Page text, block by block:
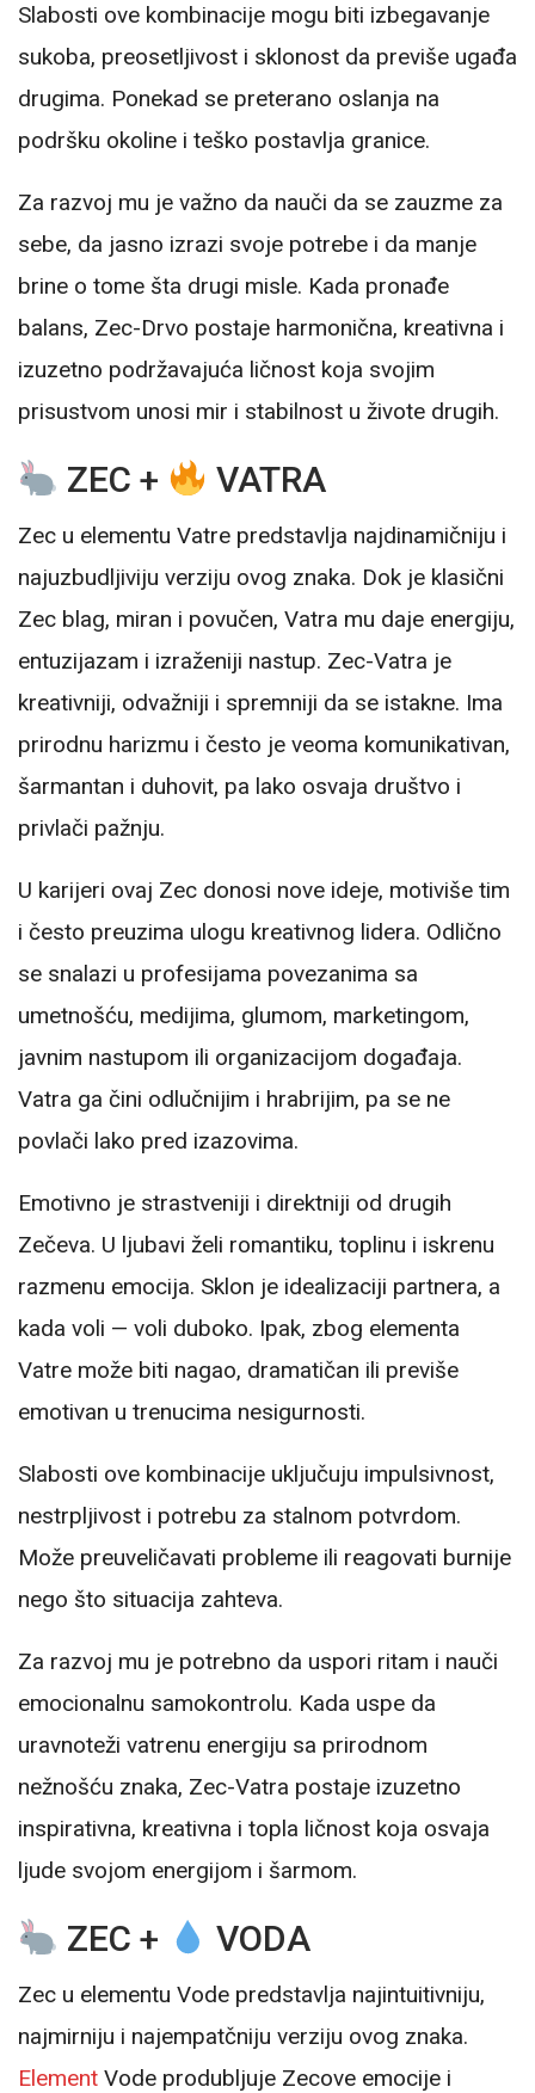
Slabosti ove kombinacije mogu biti izbegavanje
sukoba, preosetljivost i sklonost da previše ugađa
drugima. Ponekad se preterano oslanja na
podršku okoline i teško postavlja granice.
Za razvoj mu je važno da nauči da se zauzme za
sebe, da jasno izrazi svoje potrebe i da manje
brine o tome šta drugi misle. Kada pronađe
balans, Zec-Drvo postaje harmonična, kreativna i
izuzetno podržavajuća ličnost koja svojim
prisustvom unosi mir i stabilnost u živote drugih.
ZEC + VATRA
Zec u elementu Vatre predstavlja najdinamičniju i
najuzbudljiviju verziju ovog znaka. Dok je klasični
Zec blag, miran i povučen, Vatra mu daje energiju,
entuzijazam i izraženiji nastup. Zec-Vatra je
kreativniji, odvažniji i spremniji da se istakne. Ima
prirodnu harizmu i često je veoma komunikativan,
šarmantan i duhovit, pa lako osvajа društvo i
privlači pažnju.
U karijeri ovaj Zec donosi nove ideje, motiviše tim
i često preuzima ulogu kreativnog lidera. Odlično
se snalazi u profesijama povezanima sa
umetnošću, medijima, glumom, marketingom,
javnim nastupom ili organizacijom događaja.
Vatra ga čini odlučnijim i hrabrijim, pa se ne
povlači lako pred izazovima.
Emotivno je strastveniji i direktniji od drugih
Zečeva. U ljubavi želi romantiku, toplinu i iskrenu
razmenu emocija. Sklon je idealizaciji partnera, a
kada voli — voli duboko. Ipak, zbog elementa
Vatre može biti nagao, dramatičan ili previše
emotivan u trenucima nesigurnosti.
Slabosti ove kombinacije uključuju impulsivnost,
nestrpljivost i potrebu za stalnom potvrdom.
Može preuveličavati probleme ili reagovati burnije
nego što situacija zahteva.
Za razvoj mu je potrebno da uspori ritam i nauči
emocionalnu samokontrolu. Kada uspe da
uravnoteži vatrenu energiju sa prirodnom
nežnošću znaka, Zec-Vatra postaje izuzetno
inspirativna, kreativna i topla ličnost koja osvaja
ljude svojom energijom i šarmom.
ZEC + VODA
Zec u elementu Vode predstavlja najintuitivniju,
najmirniju i najempatčniju verziju ovog znaka.
Element Vode produbljuje Zecove emocije i